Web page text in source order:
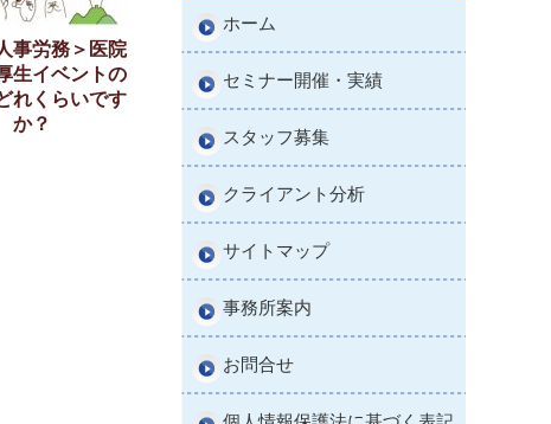
事労務＞医院
生イベントの
れくらいです
か？
ホーム
セミナー開催・実績
スタッフ募集
クライアント分析
サイトマップ
事務所案内
お問合せ